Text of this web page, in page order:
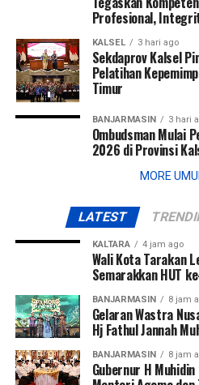
Partisipasi Bank Kalsel dalam
bagian dari strategi perusahaan
positioning dan meningkatkan
nasional, sekaligus membuka
dengan berbagai pihak.
Dengan capaian ini, Bank
untuk terus tumbuh sebagai
inovatif, dan berkontribusi
Views: 194
Bagikan ke
WhatsApp 0
Messenger 0
Profesional,
KALSEL 3 hari ago
Sekdaprov Kalsel
Pelatihan
Timur
BANJARMASIN 3 hari
Ombudsman Mulai
2026 di Provinsi
MORE
LATEST
KALTARA 4 jam ago
Wali Kota Tarakan
Semarakkan HUT
BANJARMASIN 8 jam
Gelaran Wastra
Hj Fathul Jannah
BANJARMASIN 8 jam
Gubernur H